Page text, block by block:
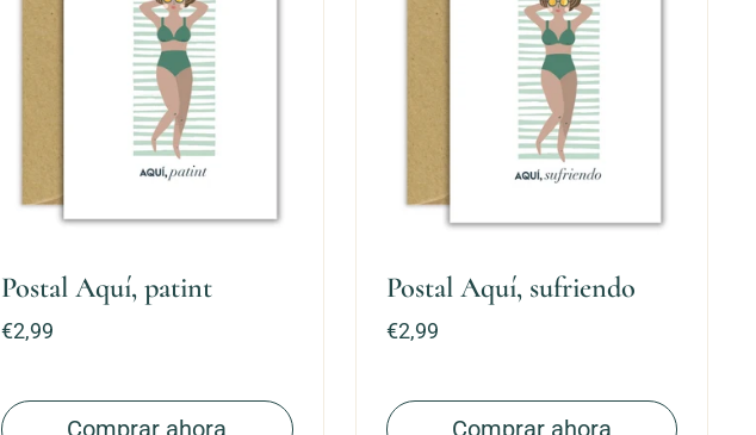
Postal Aquí, patint
Precio:
€2,99
Comprar ahora
Postal Aquí, sufriendo
Precio:
€2,99
Comprar ahora